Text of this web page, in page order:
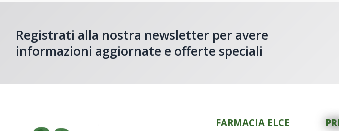
Registrati alla nostra newsletter per avere
informazioni aggiornate e offerte speciali
FARMACIA ELCE